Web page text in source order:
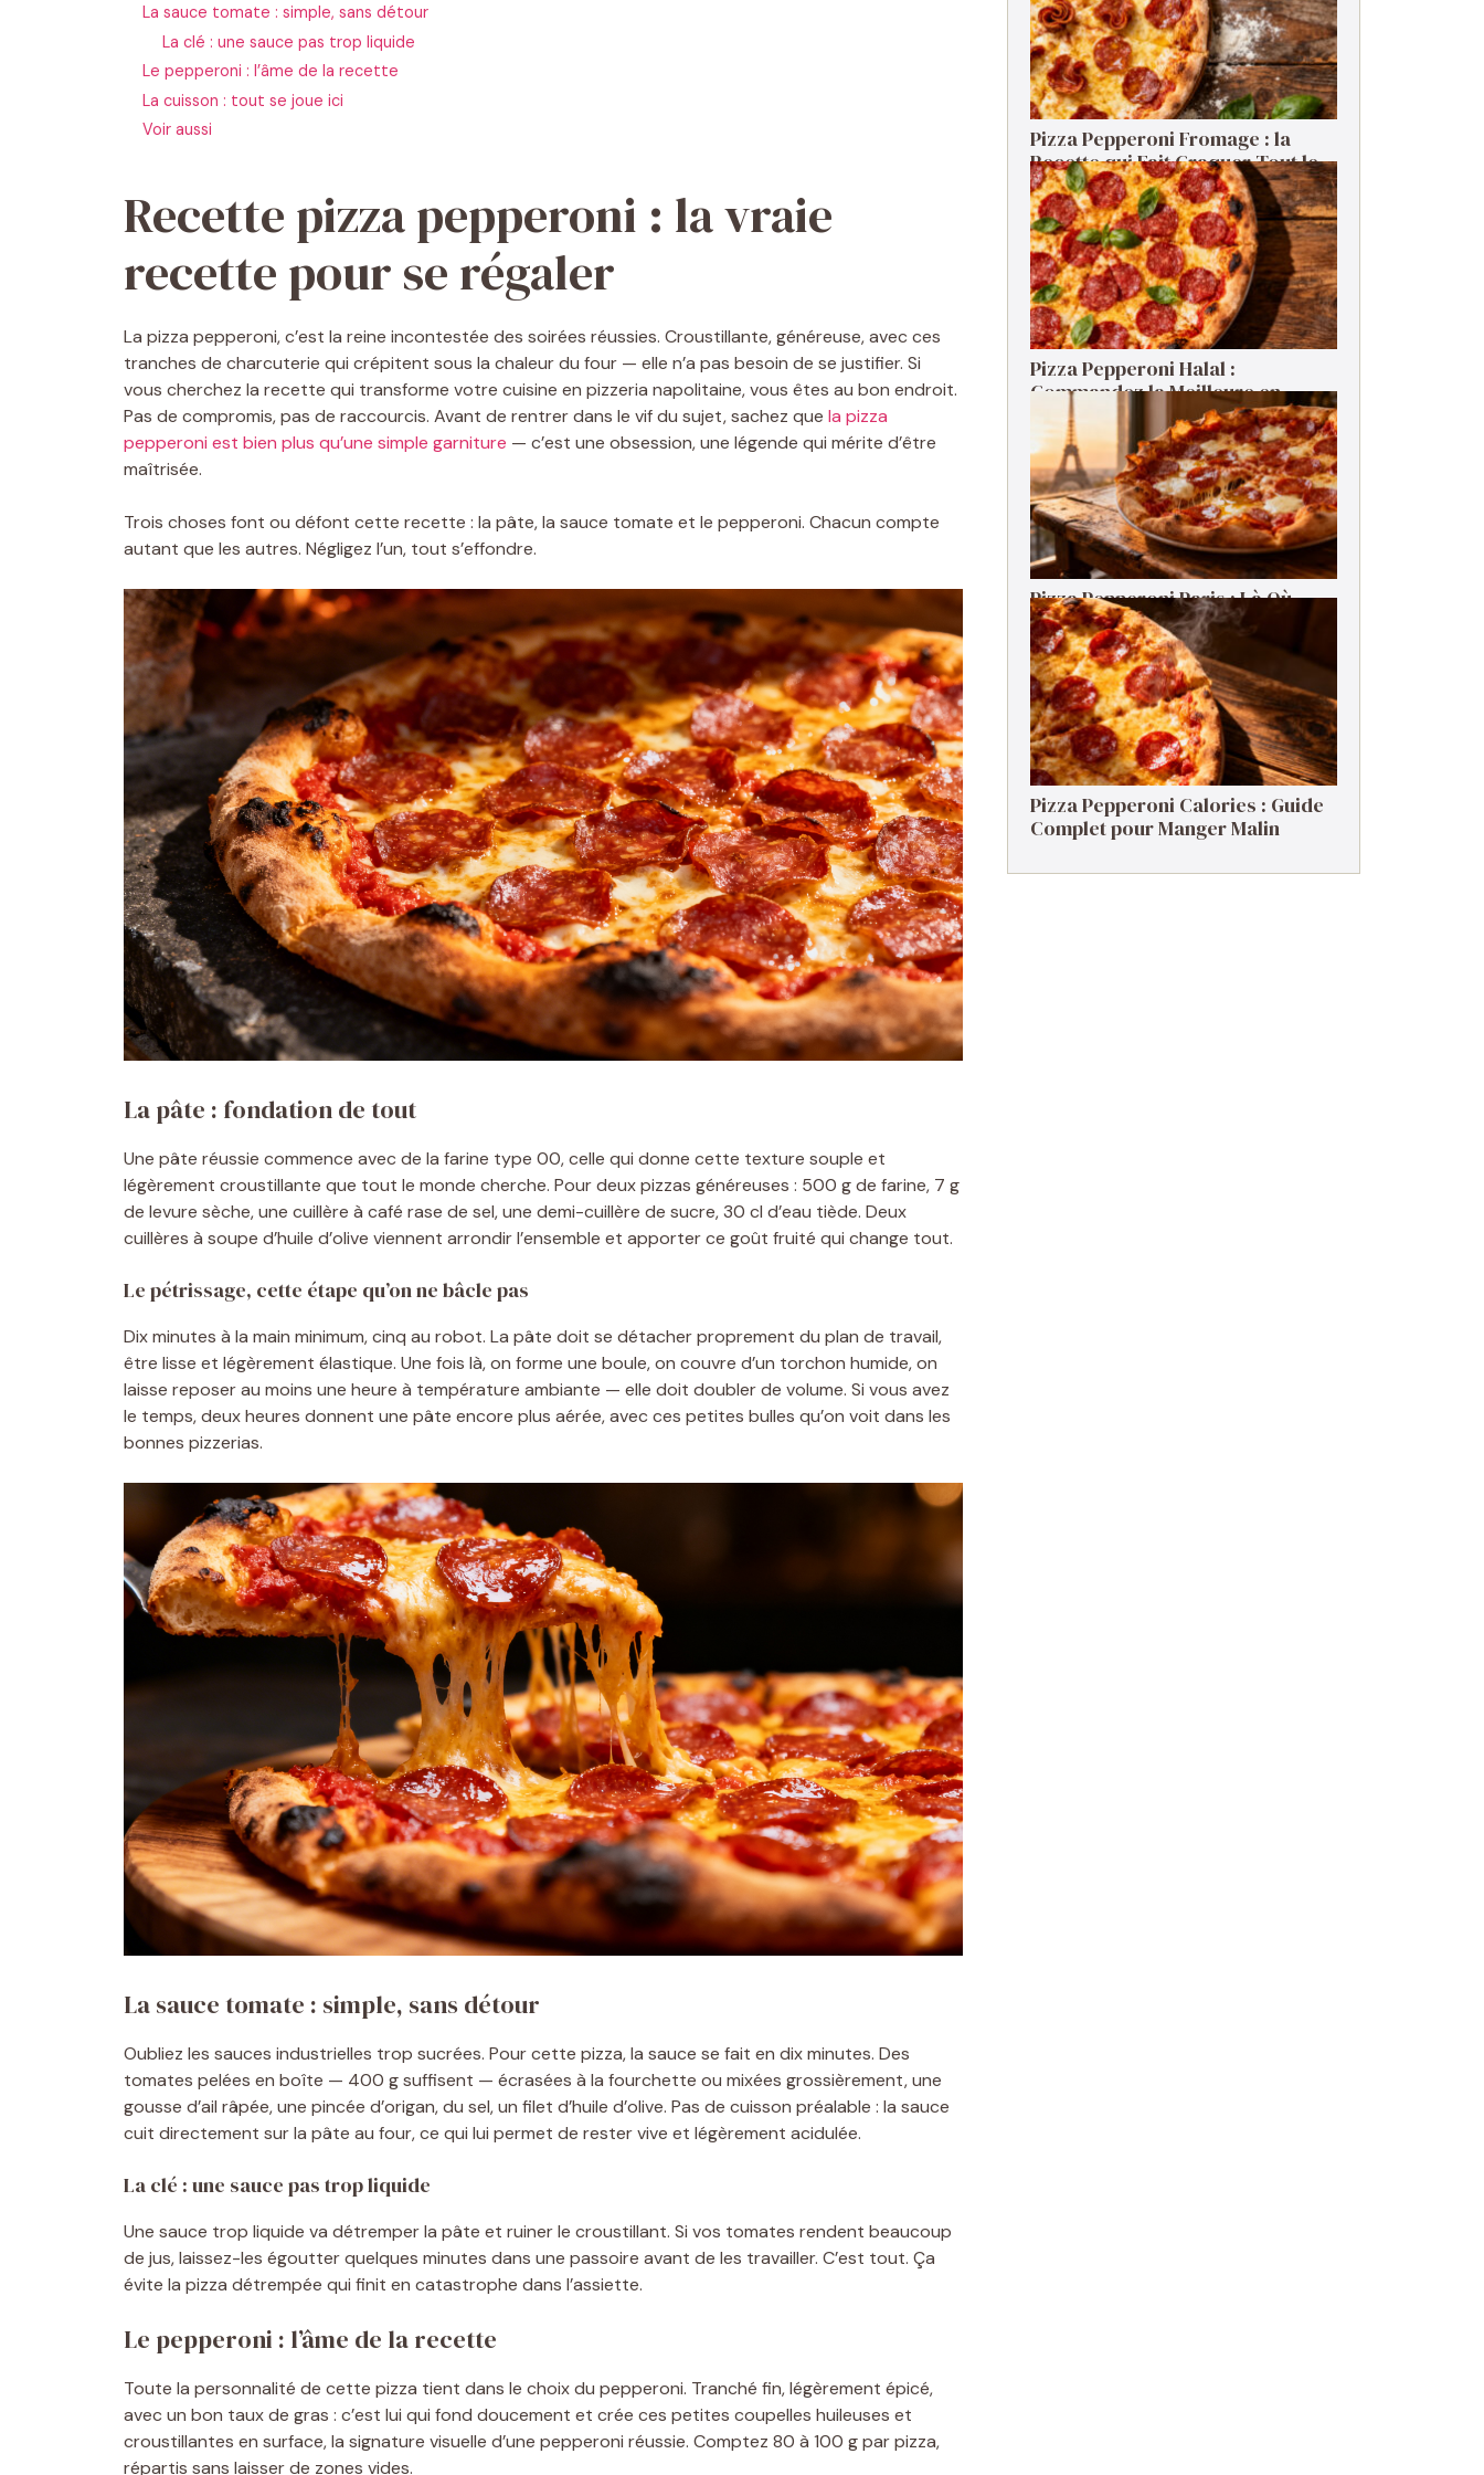
La sauce tomate : simple, sans détour
La clé : une sauce pas trop liquide
Le pepperoni : l’âme de la recette
La cuisson : tout se joue ici
Voir aussi
Recette pizza pepperoni : la vraie
recette pour se régaler
La pizza pepperoni, c’est la reine incontestée des soirées réussies. Croustillante, généreuse, avec ces
tranches de charcuterie qui crépitent sous la chaleur du four — elle n’a pas besoin de se justifier. Si
vous cherchez la recette qui transforme votre cuisine en pizzeria napolitaine, vous êtes au bon endroit.
Pas de compromis, pas de raccourcis. Avant de rentrer dans le vif du sujet, sachez que la pizza
pepperoni est bien plus qu’une simple garniture — c’est une obsession, une légende qui mérite d’être
maîtrisée.
Trois choses font ou défont cette recette : la pâte, la sauce tomate et le pepperoni. Chacun compte
autant que les autres. Négligez l’un, tout s’effondre.
La pâte : fondation de tout
Une pâte réussie commence avec de la farine type 00, celle qui donne cette texture souple et
légèrement croustillante que tout le monde cherche. Pour deux pizzas généreuses : 500 g de farine, 7 g
de levure sèche, une cuillère à café rase de sel, une demi-cuillère de sucre, 30 cl d’eau tiède. Deux
cuillères à soupe d’huile d’olive viennent arrondir l’ensemble et apporter ce goût fruité qui change tout.
Le pétrissage, cette étape qu’on ne bâcle pas
Dix minutes à la main minimum, cinq au robot. La pâte doit se détacher proprement du plan de travail,
être lisse et légèrement élastique. Une fois là, on forme une boule, on couvre d’un torchon humide, on
laisse reposer au moins une heure à température ambiante — elle doit doubler de volume. Si vous avez
le temps, deux heures donnent une pâte encore plus aérée, avec ces petites bulles qu’on voit dans les
bonnes pizzerias.
La sauce tomate : simple, sans détour
Oubliez les sauces industrielles trop sucrées. Pour cette pizza, la sauce se fait en dix minutes. Des
tomates pelées en boîte — 400 g suffisent — écrasées à la fourchette ou mixées grossièrement, une
gousse d’ail râpée, une pincée d’origan, du sel, un filet d’huile d’olive. Pas de cuisson préalable : la sauce
cuit directement sur la pâte au four, ce qui lui permet de rester vive et légèrement acidulée.
La clé : une sauce pas trop liquide
Une sauce trop liquide va détremper la pâte et ruiner le croustillant. Si vos tomates rendent beaucoup
de jus, laissez-les égoutter quelques minutes dans une passoire avant de les travailler. C’est tout. Ça
évite la pizza détrempée qui finit en catastrophe dans l’assiette.
Le pepperoni : l’âme de la recette
Toute la personnalité de cette pizza tient dans le choix du pepperoni. Tranché fin, légèrement épicé,
avec un bon taux de gras : c’est lui qui fond doucement et crée ces petites coupelles huileuses et
croustillantes en surface, la signature visuelle d’une pepperoni réussie. Comptez 80 à 100 g par pizza,
répartis sans laisser de zones vides.
Pizza Pepperoni Fromage : la
Recette qui Fait Craquer Tout le
Monde
Pizza Pepperoni Halal :
Commandez la Meilleure en
Livraison
Pizza Pepperoni Paris : Là Où
Commander la Meilleure en 2026
Pizza Pepperoni Calories : Guide
Complet pour Manger Malin